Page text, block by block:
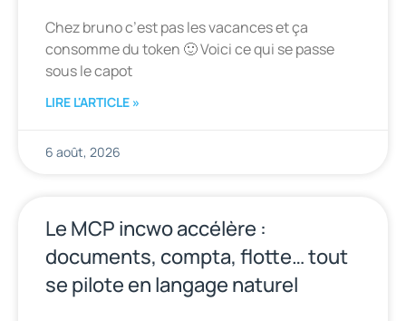
Chez bruno c’est pas les vacances et ça
consomme du token 🙂 Voici ce qui se passe
sous le capot
LIRE L'ARTICLE »
6 août, 2026
Le MCP incwo accélère :
documents, compta, flotte… tout
se pilote en langage naturel